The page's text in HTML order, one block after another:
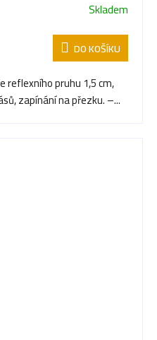
Skladem
DO KOŠÍKU
reflexního pruhu 1,5 cm,
zapínání na přezku. –...